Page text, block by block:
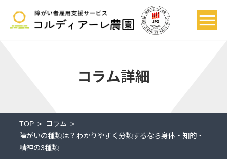
コラム詳細
TOP
コラム
障がいの種類は？わかりやすく分類するなら身体・知的・
精神の3種類